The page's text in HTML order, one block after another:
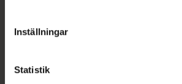
cookieinställningar. Ett återkallat
lagligheten av behandling som skett
Inställningar
Statistik
Kronans Apotek finns här för dig. Du
syd till Lappland i norr, och online i
hjälpa just dig att må lite bättre.